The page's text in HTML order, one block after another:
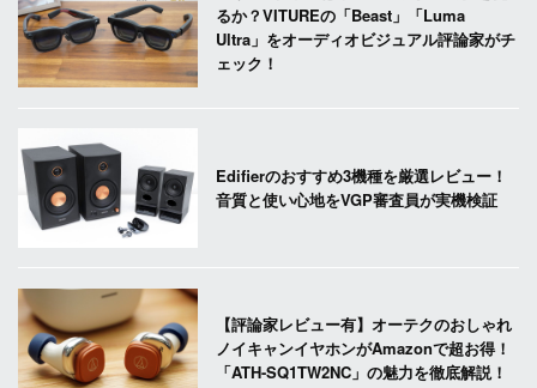
るか？VITUREの「Beast」「Luma
Ultra」をオーディオビジュアル評論家がチ
ェック！
Edifierのおすすめ3機種を厳選レビュー！
音質と使い心地をVGP審査員が実機検証
【評論家レビュー有】オーテクのおしゃれ
ノイキャンイヤホンがAmazonで超お得！
「ATH-SQ1TW2NC」の魅力を徹底解説！